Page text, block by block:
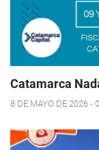
Catamarca
8 DE MAYO DE 2026 -